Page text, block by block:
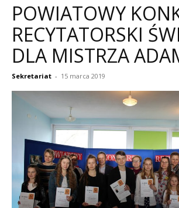
POWIATOWY
RECYTATORSKI
DLA MISTRZA
Sekretariat - 15 marca 2019